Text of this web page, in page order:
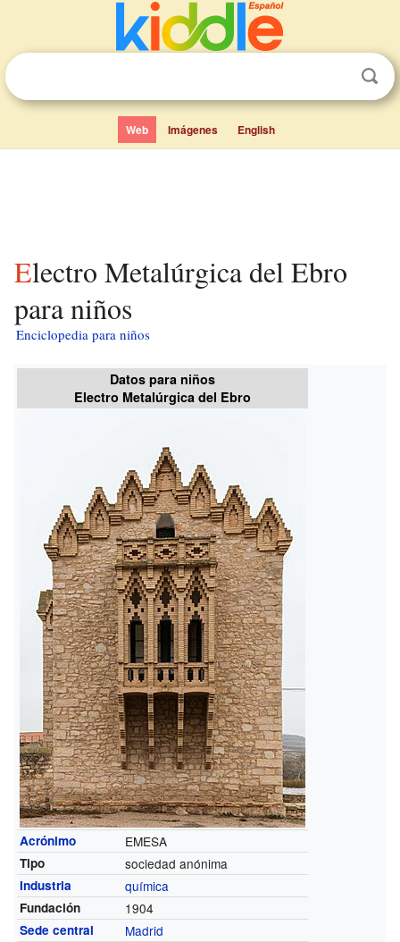
Web Imágenes English
Electro Metalúrgica del Ebro
para niños
Enciclopedia para niños
Datos para niños
Electro Metalúrgica del Ebro
Acrónimo EMESA
Tipo sociedad anónima
Industria química
Fundación 1904
Sede central Madrid